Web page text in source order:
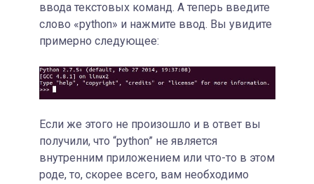
ввода текстовых команд. А теперь введите
слово «python» и нажмите ввод. Вы увидите
примерно следующее:
Если же этого не произошло и в ответ вы
получили, что “python” не является
внутренним приложением или что-то в этом
роде, то, скорее всего, вам необходимо